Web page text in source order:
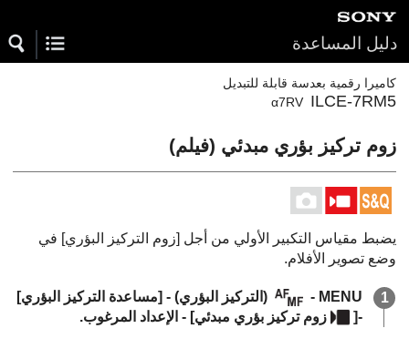
دليل المساعدة
كاميرا رقمية بعدسة قابلة للتبديل
ILCE-7RM5
α7RV
زوم تركيز بؤري مبدئي (فيلم)
يضبط مقياس التكبير الأولي من أجل [زوم التركيز البؤري] في
وضع تصوير الأفلام.
MENU
-
( التركيز البؤري) - [مساعدة التركيز البؤري]
-
[ زوم تركيز بؤري مبدئي] - الإعداد المرغوب.